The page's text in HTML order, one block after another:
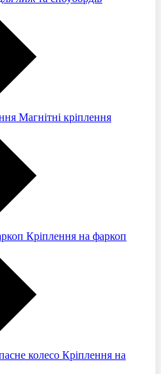
Магнітні кріплення
Кріплення на фаркоп
Кріплення на